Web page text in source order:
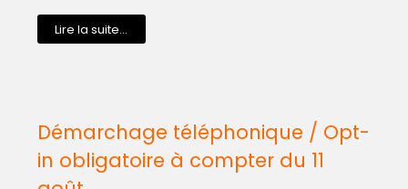
Lire la suite...
Démarchage téléphonique / Opt-
in obligatoire à compter du 11